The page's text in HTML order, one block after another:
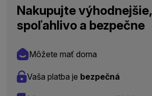
Nakupujte výhodnejšie,
spoľahlivo a bezpečne
Môžete mať doma
Vaša platba je bezpečná